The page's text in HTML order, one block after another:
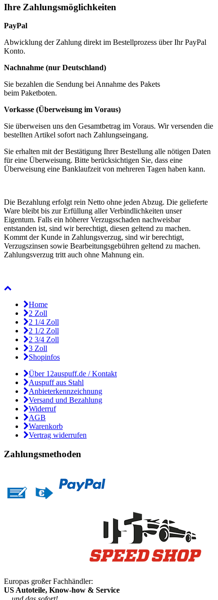
Ihre Zahlungsmöglichkeiten
PayPal
Abwicklung der Zahlung direkt im Bestellprozess über Ihr PayPal
Konto.
Nachnahme (nur Deutschland)
Sie bezahlen die Sendung bei Annahme des Pakets
beim Paketboten.
Vorkasse (Überweisung im Voraus)
Sie überweisen uns den Gesamtbetrag im Voraus. Wir versenden die
bestellten Artikel sofort nach Zahlungseingang.
Sie erhalten mit der Bestätigung Ihrer Bestellung alle nötigen Daten
für eine Überweisung. Bitte berücksichtigen Sie, dass eine
Überweisung eine Banklaufzeit von mehreren Tagen haben kann.
Die Bezahlung erfolgt rein Netto ohne jeden Abzug. Die gelieferte
Ware bleibt bis zur Erfüllung aller Verbindlichkeiten unser
Eigentum. Falls ein höherer Verzugsschaden nachweisbar
entstanden ist, sind wir berechtigt, diesen geltend zu machen.
Kommt der Kunde in Zahlungsverzug, sind wir berechtigt,
Verzugszinsen sowie Bearbeitungsgebühren geltend zu machen.
Zahlungsverzug tritt auch ohne Mahnung ein.
Home
2 Zoll
2 1/4 Zoll
2 1/2 Zoll
2 3/4 Zoll
3 Zoll
Shopinfos
Über 12auspuff.de / Kontakt
Auspuff aus Stahl
Anbieterkennzeichnung
Versand und Bezahlung
Widerruf
AGB
Warenkorb
Vertrag widerrufen
Zahlungsmethoden
Europas großer Fachhändler:
US Autoteile, Know-how & Service